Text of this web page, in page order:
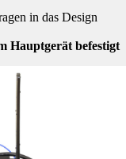
in das Design
Hauptgerät befestigt